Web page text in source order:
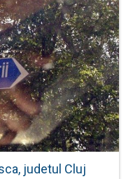
judetul Cluj